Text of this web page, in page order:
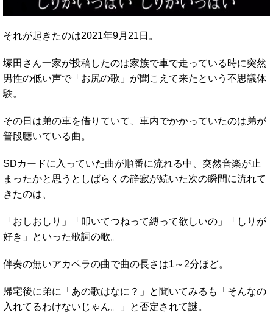
それが起きたのは2021年9月21日。
塚田さん一家が投稿したのは家族で車で走っている時に突然
男性の低い声で「お尻の歌」が聞こえて来たという不思議体
験。
その日は弟の車を借りていて、車内でかかっていたのは弟が
普段聴いている曲。
SDカードに入っていた曲が順番に流れる中、突然音楽が止
まったかと思うとしばらくの静寂が続いた次の瞬間に流れて
きたのは、
「おしおしり」「叩いてつねって縛って欲しいの」「しりが
好き」といった歌詞の歌。
伴奏の無いアカペラの曲で曲の長さは1～2分ほど。
帰宅後に弟に「あの歌はなに？」と聞いてみるも「そんなの
入れてるわけないじゃん。」と否定されて謎。